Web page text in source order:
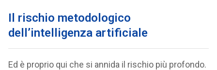
Il rischio metodologico
dell’intelligenza artificiale
Ed è proprio qui che si annida il rischio più profondo.